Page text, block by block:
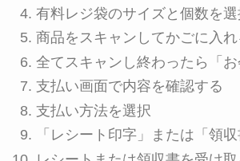
有料レジ袋のサイズと個数を選
商品をスキャンしてかごに入れ
全てスキャンし終わったら「
支払い画面で内容を確認する
支払い方法を選択
「レシート印字」または「領